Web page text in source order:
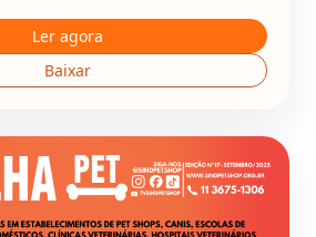
Ler agora
Baixar